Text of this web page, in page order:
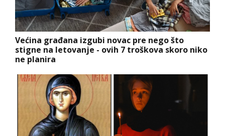
Većina građana izgubi novac pre nego što
stigne na letovanje - ovih 7 troškova skoro niko
ne planira